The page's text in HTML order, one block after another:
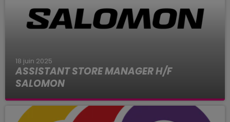
18 juin 2025
ASSISTANT STORE MANAGER H/F
SALOMON
Salomon est le leader dans l'équipement de
sports Outdoor (footwear, trail running, ski,